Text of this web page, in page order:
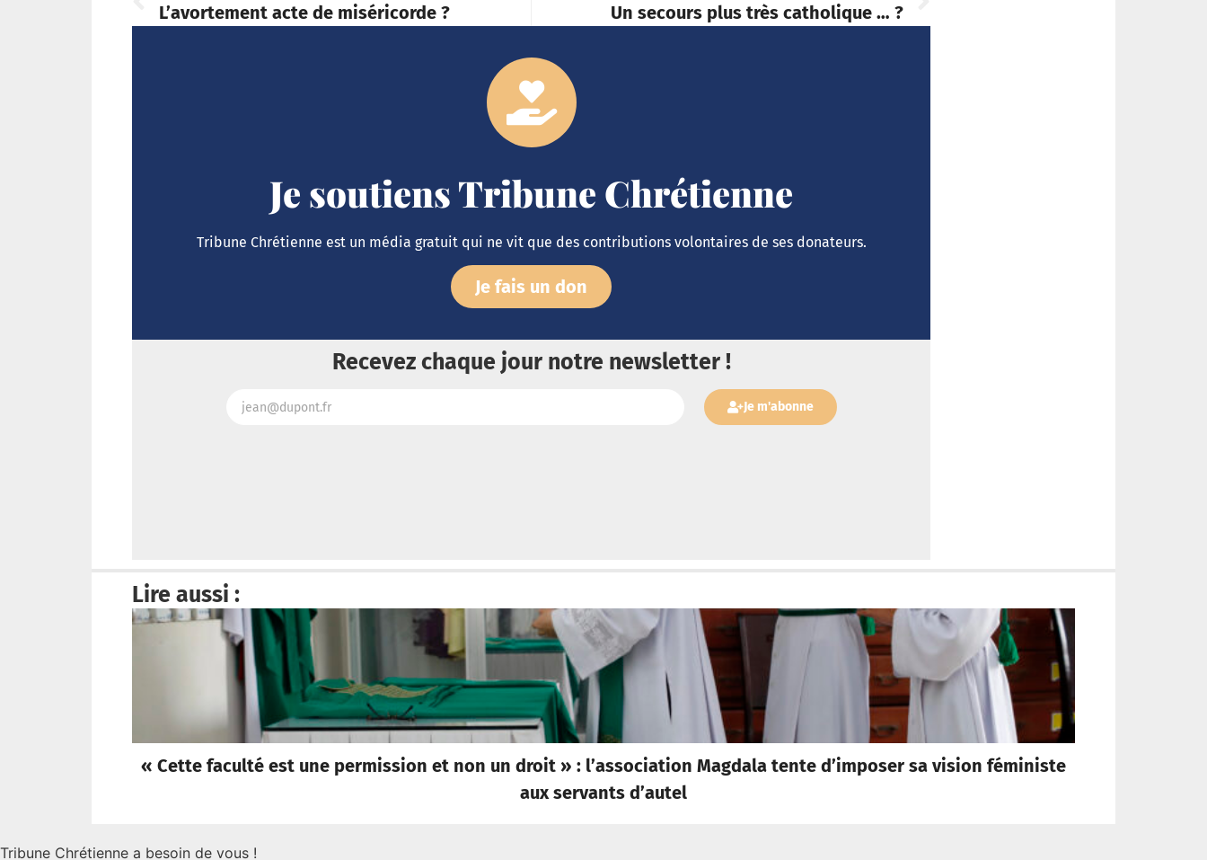
L’avortement acte de miséricorde ? Un secours plus très catholique … ?
Je soutiens Tribune Chrétienne
Tribune Chrétienne est un média gratuit qui ne vit que des contributions volontaires de ses donateurs.
Je fais un don
Recevez chaque jour notre newsletter !
Je m'abonne
Lire aussi :
« Cette faculté est une permission et non un droit » : l’association Magdala tente d’imposer sa vision féministe
aux servants d’autel
Tribune Chrétienne a besoin de vous !